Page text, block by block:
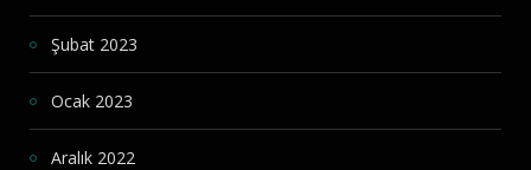
Şubat 2023
Ocak 2023
Aralık 2022